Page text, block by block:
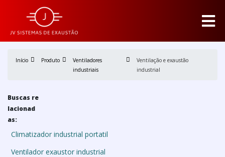
Início Produto
Ventiladores
industriais
Ventilação e exaustão
industrial
Buscas re
lacionad
as:
Climatizador industrial portatil
Ventilador exaustor industrial